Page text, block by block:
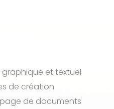
et textuel
de création
de documents